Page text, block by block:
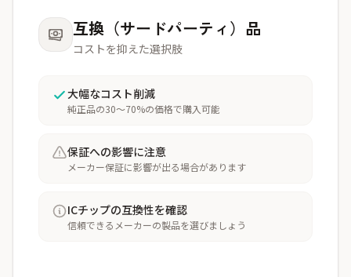
互換（サードパーティ）品
コストを抑えた選択肢
大幅なコスト削減
純正品の30〜70%の価格で購入可能
保証への影響に注意
メーカー保証に影響が出る場合があります
ICチップの互換性を確認
信頼できるメーカーの製品を選びましょう